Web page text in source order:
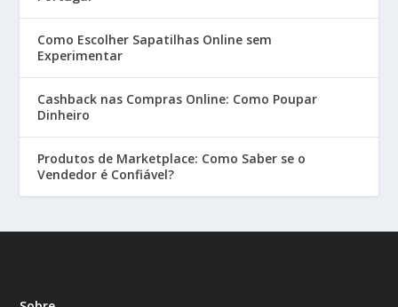
Como Escolher Sapatilhas Online sem
Experimentar
Cashback nas Compras Online: Como Poupar
Dinheiro
Produtos de Marketplace: Como Saber se o
Vendedor é Confiável?